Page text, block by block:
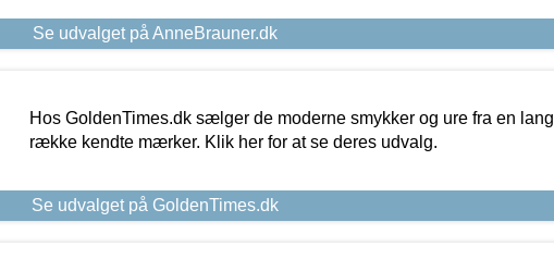
Se udvalget på AnneBrauner.dk
Hos GoldenTimes.dk sælger de moderne smykker og ure fra en lang
række kendte mærker. Klik her for at se deres udvalg.
Se udvalget på GoldenTimes.dk